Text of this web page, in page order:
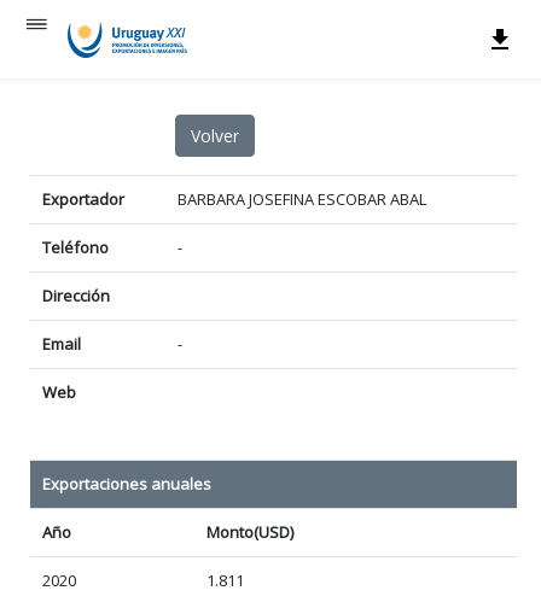
Exportador BARBARA JOSEFINA ESCOBAR ABAL
Teléfono -
Dirección
Email -
Web
Exportaciones anuales
Año Monto(USD)
2020 1.811